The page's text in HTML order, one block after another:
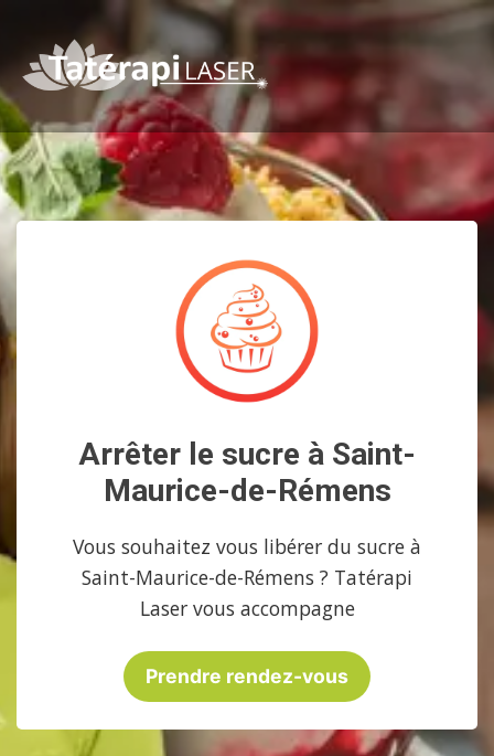
Arrêter le sucre à Saint-
Maurice-de-Rémens
Vous souhaitez vous libérer du sucre à
Saint-Maurice-de-Rémens ? Tatérapi
Laser vous accompagne
Prendre rendez-vous